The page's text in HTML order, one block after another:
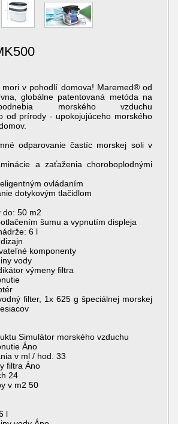
v pohodlí domova! Maremed® od
globálne patentovaná metóda na
morského vzduchu
od prírody - upokojujúceho morského
odparovanie častíc morskej soli v
a zaťaženia choroboplodnými
ovládaním
dotykovým tlačidlom
do: 50 m2
šumu a vypnutím displeja
6 l
komponenty
vody
výmeny filtra
filter, 1x 625 g špeciálnej morskej
Simulátor morského vzduchu
Áno
v ml / hod. 33
filtra Áno
24
v m2 50
l